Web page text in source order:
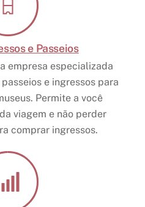
e Passeios
empresa especializada
e ingressos para
Permite a você
viagem e não perder
comprar ingressos.